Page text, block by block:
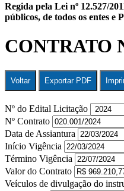
Regida pela Lei nº 12.527/
públicos, de todos os entes e
CONTRATO
Voltar Exportar PDF
Nº do Edital Licitação
Nº Contrato
Data de Assiantura
Início Vigência
Término Vigência
Valor do Contrato
Veículos de divulgação do